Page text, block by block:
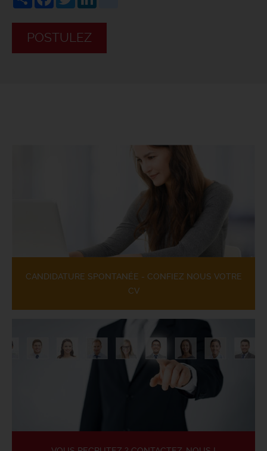
POSTULEZ
CANDIDATURE SPONTANÉE - CONFIEZ NOUS VOTRE
CV